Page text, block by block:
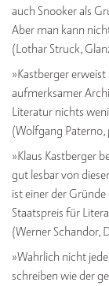
auch Snooker als
Aber man kann
(Lothar Struck,
»Kastberger erweist
aufmerksamer
Literatur nichts
(Wolfgang Paterno,
»Klaus Kastberger
gut lesbar von
ist einer der
Staatspreis für
(Werner Schandor,
»Wahrlich nicht
schreiben wie der